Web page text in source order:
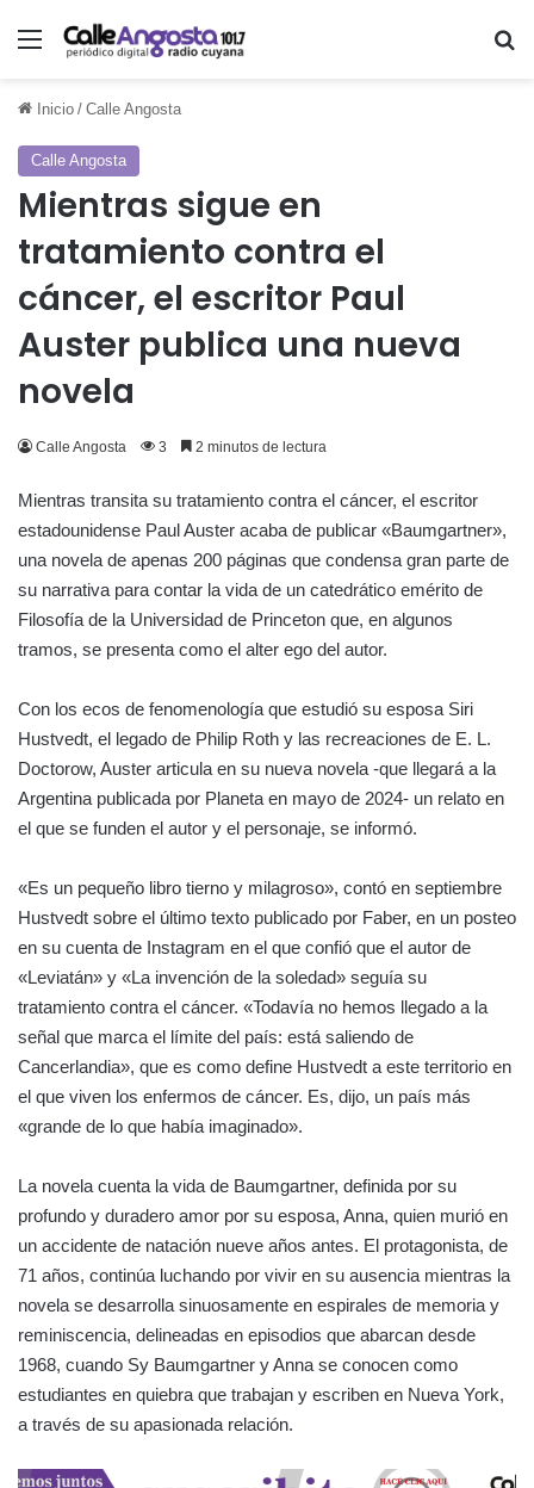
Menú
Inicio / Calle Angosta
Calle Angosta
Mientras sigue en
tratamiento contra el
cáncer, el escritor Paul
Auster publica una nueva
novela
Calle Angosta 3 2 minutos de lectura
Mientras transita su tratamiento contra el cáncer, el escritor
estadounidense Paul Auster acaba de publicar «Baumgartner»,
una novela de apenas 200 páginas que condensa gran parte de
su narrativa para contar la vida de un catedrático emérito de
Filosofía de la Universidad de Princeton que, en algunos
tramos, se presenta como el alter ego del autor.
Con los ecos de fenomenología que estudió su esposa Siri
Hustvedt, el legado de Philip Roth y las recreaciones de E. L.
Doctorow, Auster articula en su nueva novela -que llegará a la
Argentina publicada por Planeta en mayo de 2024- un relato en
el que se funden el autor y el personaje, se informó.
«Es un pequeño libro tierno y milagroso», contó en septiembre
Hustvedt sobre el último texto publicado por Faber, en un posteo
en su cuenta de Instagram en el que confió que el autor de
«Leviatán» y «La invención de la soledad» seguía su
tratamiento contra el cáncer. «Todavía no hemos llegado a la
señal que marca el límite del país: está saliendo de
Cancerlandia», que es como define Hustvedt a este territorio en
el que viven los enfermos de cáncer. Es, dijo, un país más
«grande de lo que había imaginado».
La novela cuenta la vida de Baumgartner, definida por su
profundo y duradero amor por su esposa, Anna, quien murió en
un accidente de natación nueve años antes. El protagonista, de
71 años, continúa luchando por vivir en su ausencia mientras la
novela se desarrolla sinuosamente en espirales de memoria y
reminiscencia, delineadas en episodios que abarcan desde
1968, cuando Sy Baumgartner y Anna se conocen como
estudiantes en quiebra que trabajan y escriben en Nueva York,
a través de su apasionada relación.